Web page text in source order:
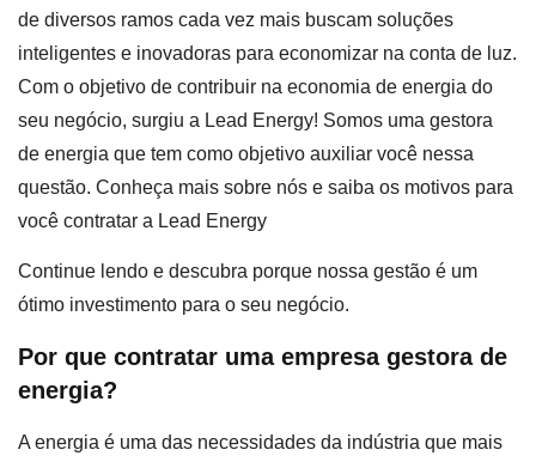
de diversos ramos cada vez mais buscam soluções
inteligentes e inovadoras para economizar na conta de luz.
Com o objetivo de contribuir na economia de energia do
seu negócio, surgiu a Lead Energy! Somos uma gestora
de energia que tem como objetivo auxiliar você nessa
questão. Conheça mais sobre nós e saiba os motivos para
você contratar a Lead Energy
Continue lendo e descubra porque nossa gestão é um
ótimo investimento para o seu negócio.
Por que contratar uma empresa gestora de
energia?
A energia é uma das necessidades da indústria que mais